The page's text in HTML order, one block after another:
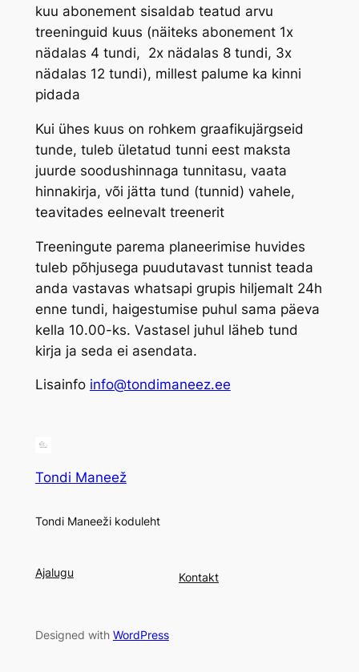
kuu abonement sisaldab teatud arvu
treeninguid kuus (näiteks abonement 1x
nädalas 4 tundi, 2x nädalas 8 tundi, 3x
nädalas 12 tundi), millest palume ka kinni
pidada
Kui ühes kuus on rohkem graafikujärgseid
tunde, tuleb ületatud tunni eest maksta
juurde soodushinnaga tunnitasu, vaata
hinnakirja, või jätta tund (tunnid) vahele,
teavitades eelnevalt treenerit
Treeningute parema planeerimise huvides
tuleb põhjusega puudutavast tunnist teada
anda vastavas whatsapi grupis hiljemalt 24h
enne tundi, haigestumise puhul sama päeva
kella 10.00-ks. Vastasel juhul läheb tund
kirja ja seda ei asendata.
Lisainfo info@tondimaneez.ee
Tondi Maneež
Tondi Maneeži koduleht
Ajalugu Kontakt
Designed with WordPress